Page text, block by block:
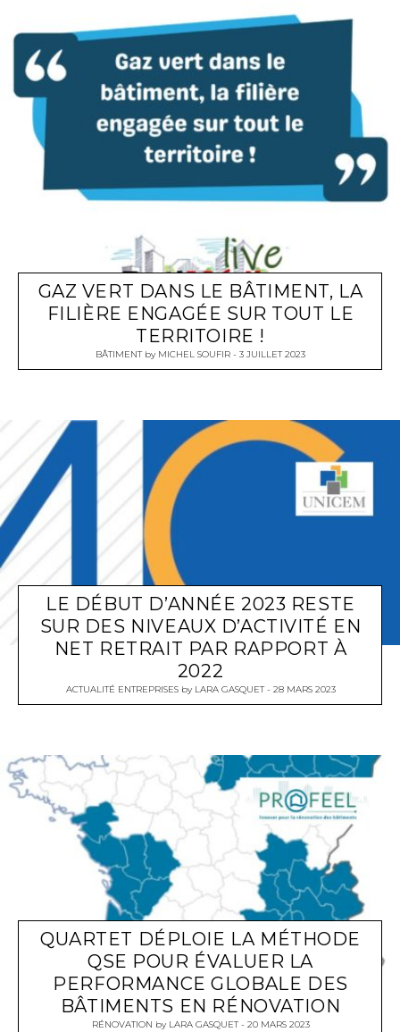
GAZ VERT DANS LE BÂTIMENT, LA
FILIÈRE ENGAGÉE SUR TOUT LE
TERRITOIRE !
BÂTIMENTby MICHEL SOUFIR 3 JUILLET 2023
LE DÉBUT D’ANNÉE 2023 RESTE
SUR DES NIVEAUX D’ACTIVITÉ EN
NET RETRAIT PAR RAPPORT À
2022
ACTUALITÉ ENTREPRISESby LARA GASQUET 28 MARS 2023
QUARTET DÉPLOIE LA MÉTHODE
QSE POUR ÉVALUER LA
PERFORMANCE GLOBALE DES
BÂTIMENTS EN RÉNOVATION
RÉNOVATION by LARA GASQUET 20 MARS 2023